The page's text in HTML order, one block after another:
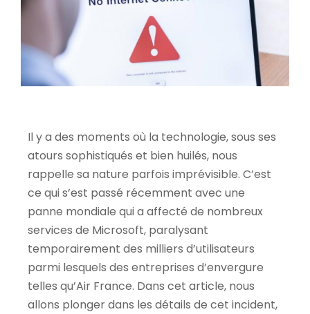
Il y a des moments où la technologie, sous ses
atours sophistiqués et bien huilés, nous
rappelle sa nature parfois imprévisible. C’est
ce qui s’est passé récemment avec une
panne mondiale qui a affecté de nombreux
services de Microsoft, paralysant
temporairement des milliers d’utilisateurs
parmi lesquels des entreprises d’envergure
telles qu’Air France. Dans cet article, nous
allons plonger dans les détails de cet incident,